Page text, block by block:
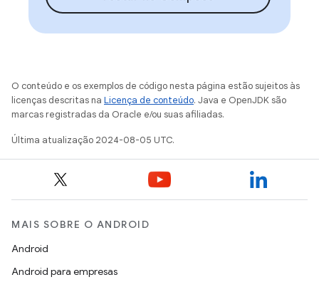
O conteúdo e os exemplos de código nesta página estão sujeitos às
licenças descritas na Licença de conteúdo. Java e OpenJDK são
marcas registradas da Oracle e/ou suas afiliadas.
Última atualização 2024-08-05 UTC.
MAIS SOBRE O ANDROID
Android
Android para empresas